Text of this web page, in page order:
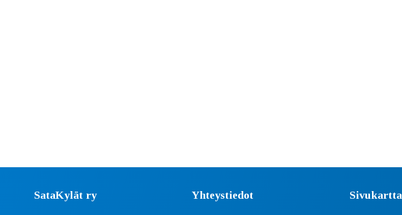
SataKylät ry Yhteystiedot Sivukartta